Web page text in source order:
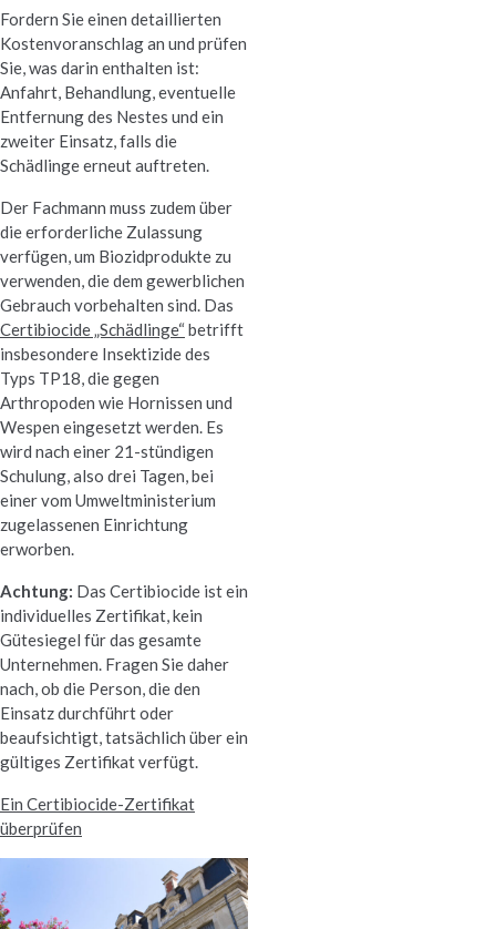
Fordern Sie einen detaillierten
Kostenvoranschlag an und prüfen
Sie, was darin enthalten ist:
Anfahrt, Behandlung, eventuelle
Entfernung des Nestes und ein
zweiter Einsatz, falls die
Schädlinge erneut auftreten.
Der Fachmann muss zudem über
die erforderliche Zulassung
verfügen, um Biozidprodukte zu
verwenden, die dem gewerblichen
Gebrauch vorbehalten sind. Das
Certibiocide „Schädlinge“betrifft
insbesondere Insektizide des
Typs TP18, die gegen
Arthropoden wie Hornissen und
Wespen eingesetzt werden. Es
wird nach einer 21-stündigen
Schulung, also drei Tagen, bei
einer vom Umweltministerium
zugelassenen Einrichtung
erworben.
Achtung: Das Certibiocide ist ein
individuelles Zertifikat, kein
Gütesiegel für das gesamte
Unternehmen. Fragen Sie daher
nach, ob die Person, die den
Einsatz durchführt oder
beaufsichtigt, tatsächlich über ein
gültiges Zertifikat verfügt.
Ein Certibiocide-Zertifikat
überprüfen